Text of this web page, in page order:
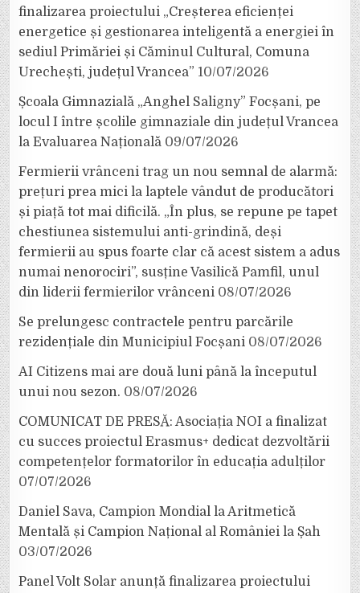
finalizarea proiectului „Creșterea eficienței
energetice și gestionarea inteligentă a energiei în
sediul Primăriei și Căminul Cultural, Comuna
Urechești, județul Vrancea” 10/07/2026
Școala Gimnazială „Anghel Saligny” Focșani, pe
locul I între școlile gimnaziale din județul Vrancea
la Evaluarea Națională 09/07/2026
Fermierii vrânceni trag un nou semnal de alarmă:
prețuri prea mici la laptele vândut de producători
și piață tot mai dificilă. „În plus, se repune pe tapet
chestiunea sistemului anti-grindină, deși
fermierii au spus foarte clar că acest sistem a adus
numai nenorociri”, susține Vasilică Pamfil, unul
din liderii fermierilor vrânceni 08/07/2026
Se prelungesc contractele pentru parcările
rezidențiale din Municipiul Focșani 08/07/2026
AI Citizens mai are două luni până la începutul
unui nou sezon. 08/07/2026
COMUNICAT DE PRESĂ: Asociația NOI a finalizat
cu succes proiectul Erasmus+ dedicat dezvoltării
competențelor formatorilor în educația adulților
07/07/2026
Daniel Sava, Campion Mondial la Aritmetică
Mentală și Campion Național al României la Șah
03/07/2026
Panel Volt Solar anunță finalizarea proiectului